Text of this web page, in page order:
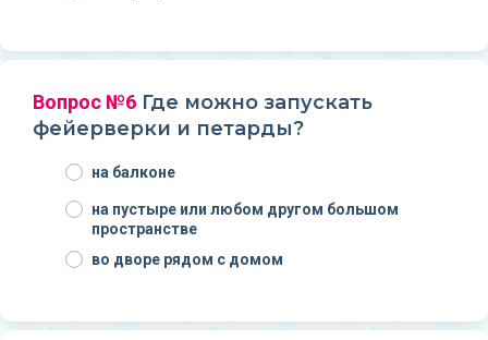
Вопрос №6 Где можно запускать
фейерверки и петарды?
на балконе
на пустыре или любом другом большом
пространстве
во дворе рядом с домом